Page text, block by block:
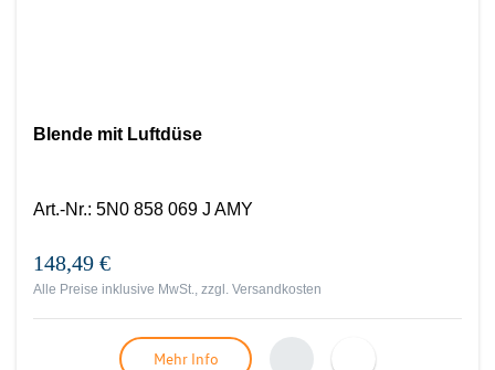
Blende mit Luftdüse
Art.-Nr.: 5N0 858 069 J AMY
148,49 €
Alle Preise inklusive MwSt., zzgl. Versandkosten
Mehr Info